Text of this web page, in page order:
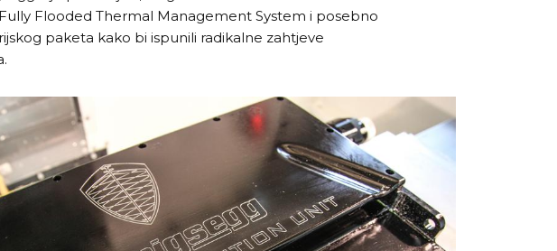
Flooded Thermal Management System i posebno
paketa kako bi ispunili radikalne zahtjeve